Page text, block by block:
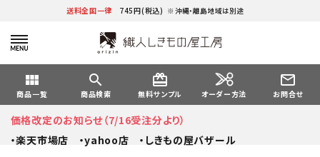
送料全国一律 745円(税込) ※沖縄・離島地域は別途
view_module
商品一覧
search
商品検索
card_giftcard
無料サンプル オーダー方法
mail_outline
お問合せ
価格改定のお知らせ（7/16受注分より）
・楽天市場店
・yahoo店 ・しきもの屋バザール